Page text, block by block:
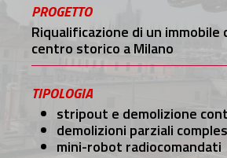
PROGETTO
Riqualificazione di un immobile
centro storico a Milano
TIPOLOGIA
stripout e demolizione
demolizioni parziali
mini-robot radiocomandati